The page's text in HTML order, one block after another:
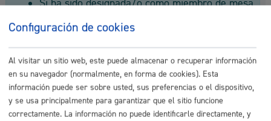
Si ha sido designada/o como miembro de mesa
La consulta estará disponible hasta el día de las
elecciones.
En el caso de que se produjeran vacantes entre los
miembros de las mesas electorales se designarán
nuevos miembros conforme a una reserva realizada
en el sorteo público
Configuración de cookies
Al visitar un sitio web, este puede almacenar o recuperar información
en su navegador (normalmente, en forma de cookies). Esta
información puede ser sobre usted, sus preferencias o el dispositivo,
y se usa principalmente para garantizar que el sitio funcione
correctamente. La información no puede identificarle directamente, y